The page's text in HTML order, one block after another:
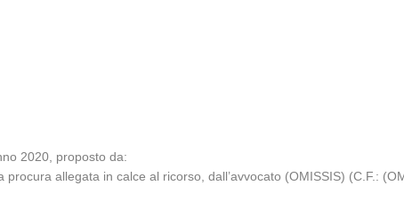
2020, proposto da:
allegata in calce al ricorso, dall’avvocato (OMISSIS) (C.F.: